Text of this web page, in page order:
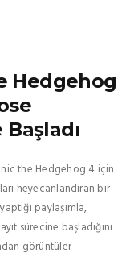
Hedgehog
the Hedgehog 4 için
heyecanlandıran bir
paylaşımla,
sürecine başladığını
görüntüler